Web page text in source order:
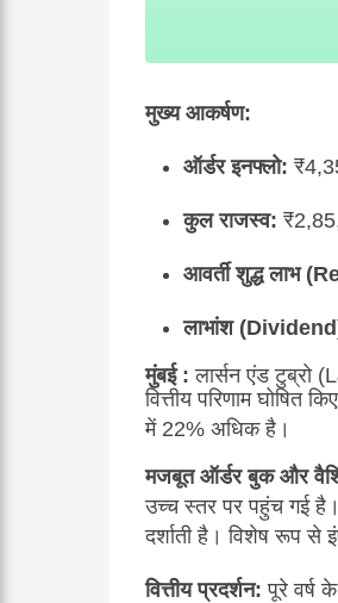
मुख्य आकर्षण:
ऑर्डर इनफ्लो:
कुल राजस्व:
आवर्ती शुद्ध लाभ
लाभांश
मुंबई : लार्सन एंड टुब्रो
वित्तीय परिणाम घोषित
में 22% अधिक है।
मजबूत ऑर्डर बुक और
उच्च स्तर पर पहुंच गई
दर्शाती है।विशेष रूप से
वित्तीय प्रदर्शन: पूरे वर्ष